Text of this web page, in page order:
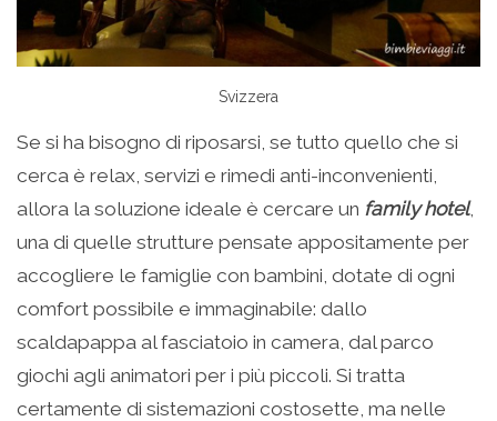
Svizzera
Se si ha bisogno di riposarsi, se tutto quello che si
cerca è relax, servizi e rimedi anti-inconvenienti,
allora la soluzione ideale è cercare un family hotel,
una di quelle strutture pensate appositamente per
accogliere le famiglie con bambini, dotate di ogni
comfort possibile e immaginabile: dallo
scaldapappa al fasciatoio in camera, dal parco
giochi agli animatori per i più piccoli. Si tratta
certamente di sistemazioni costosette, ma nelle